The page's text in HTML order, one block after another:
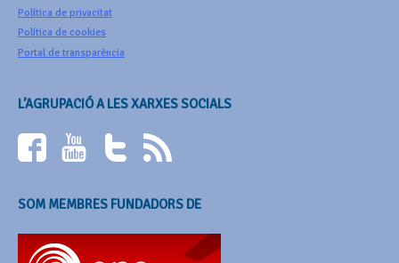
Política de privacitat
Política de cookies
Portal de transparència
L’AGRUPACIÓ A LES XARXES SOCIALS
SOM MEMBRES FUNDADORS DE